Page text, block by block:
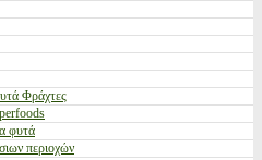
Φράχτες
φυτά
περιοχών